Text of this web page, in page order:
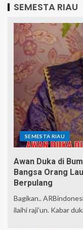
SEMESTA RIAU
SEMESTA RIAU
Awan Duka di
Bangsa Orang
Berpulang
Bagikan..
ilaihi raji’un. Kabar